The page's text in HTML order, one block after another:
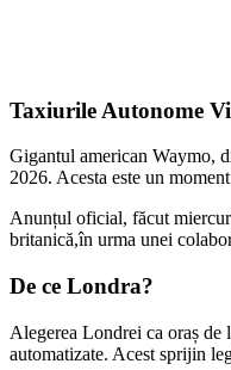
Taxiurile Autonome
Gigantul american Waymo,
2026. Acesta este un
Anunțul oficial, făcut
britanică,în urma unei
De ce Londra?
Alegerea Londrei ca oraș de
automatizate. Acest sprijin